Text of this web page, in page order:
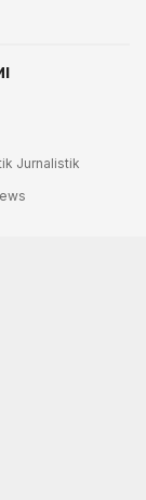
Jurnalistik